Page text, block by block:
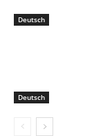
Deutsch
Deutsch